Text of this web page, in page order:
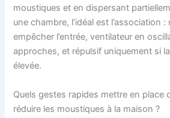
moustiques et en dispersant
une chambre, l’idéal est l’association
empêcher l’entrée, ventilateur en
approches, et répulsif uniquement si
élevée.
Quels gestes rapides mettre en place
réduire les moustiques à la maison ?